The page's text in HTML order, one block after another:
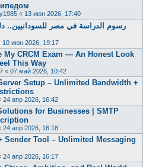
« 13 июн 2026, 17:40
رسوم الدراسة في مصر للسودانيين..
10 июн 2026, 19:17
My CRCM Exam — An Honest Look
This Way
« 07 май 2026, 10:42
Setup – Unlimited Bandwidth +
24 апр 2026, 16:42
for Businesses | SMTP
24 апр 2026, 16:18
Sender Tool – Unlimited Messaging
24 апр 2026, 16:17